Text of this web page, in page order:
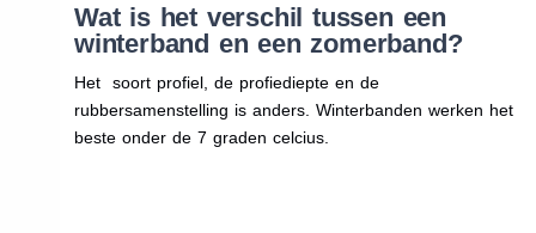
Wat is het verschil tussen een
winterband en een zomerband?
Het soort profiel, de profiediepte en de
rubbersamenstelling is anders. Winterbanden werken het
beste onder de 7 graden celcius.